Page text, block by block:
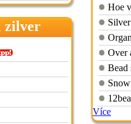
zilver
Hoe
Over
Bead
Více